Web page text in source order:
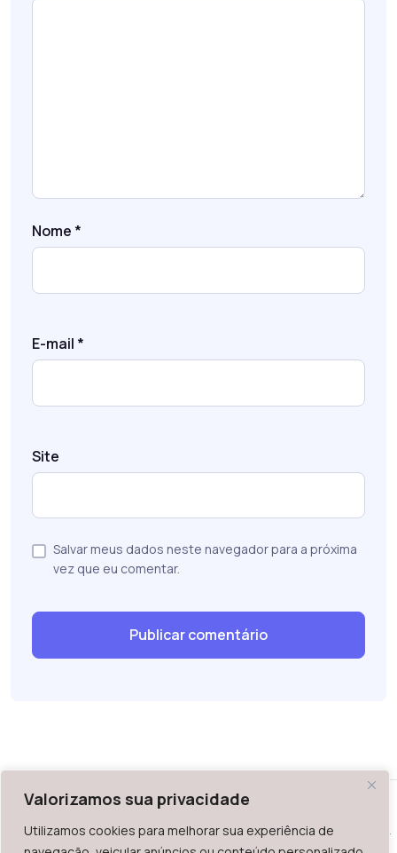
Valorizamos sua privacidade
Utilizamos cookies para melhorar sua experiência de
Nome *
E-mail *
Site
Salvar meus dados neste navegador para a próxima
vez que eu comentar.
WAZ - Av. do Contorno 2939, lojas 1 a 7, Belo Horizonte, MG -